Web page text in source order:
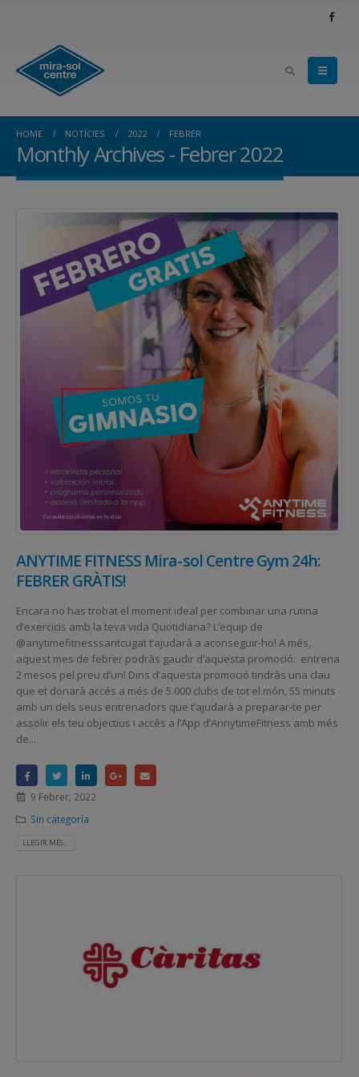
HOME NOTÍCIES 2022 FEBRER
Monthly Archives - Febrer 2022
ANYTIME FITNESS Mira-sol Centre Gym 24h:
FEBRER GRÀTIS!
Encara no has trobat el moment ideal per combinar una rutina
d’exercicis amb la teva vida Quotidiana? L’equip de
@anytimefitnesssantcugat t’ajudarà a aconseguir-ho! A més,
aquest mes de febrer podràs gaudir d’aquesta promoció: entrena
2 mesos pel preu d’un! Dins d’aquesta promoció tindràs una clau
que et donarà accés a més de 5.000 clubs de tot el món, 55 minuts
amb un dels seus entrenadors que t’ajudarà a preparar-te per
assolir els teu objectius i accés a l’App d’AnnytimeFitness amb més
de...
9 Febrer, 2022
Sin categoría
LLEGIR MÉS...